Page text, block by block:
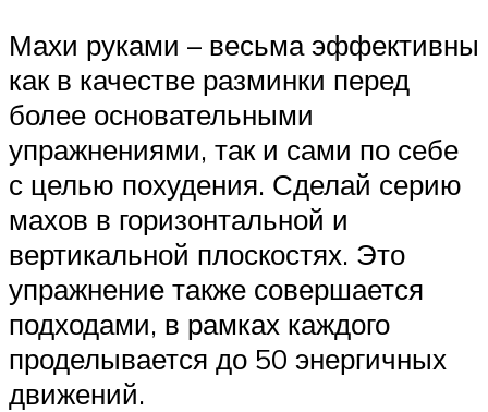
Махи руками – весьма эффективны
как в качестве разминки перед
более основательными
упражнениями, так и сами по себе
с целью похудения. Сделай серию
махов в горизонтальной и
вертикальной плоскостях. Это
упражнение также совершается
подходами, в рамках каждого
проделывается до 50 энергичных
движений.